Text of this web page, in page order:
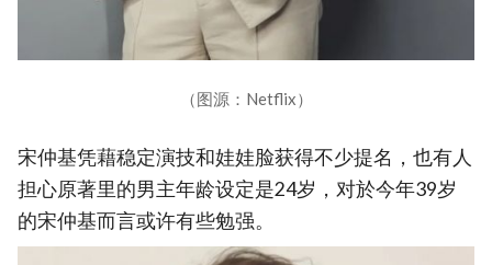
（图源：Netflix）
宋仲基凭藉稳定演技和娃娃脸获得不少提名，也有人
担心原著里的男主年龄设定是24岁，对於今年39岁
的宋仲基而言或许有些勉强。